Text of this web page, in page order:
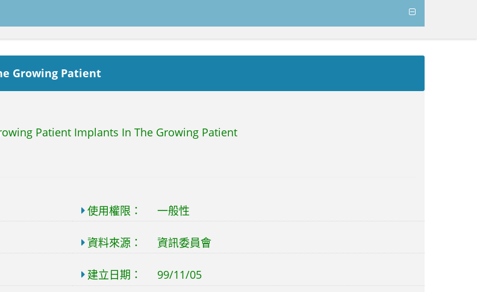
Growing Patient
Patient Implants In The Growing Patient
使用權限： 一般性
資料來源： 資訊委員會
建立日期： 99/11/05